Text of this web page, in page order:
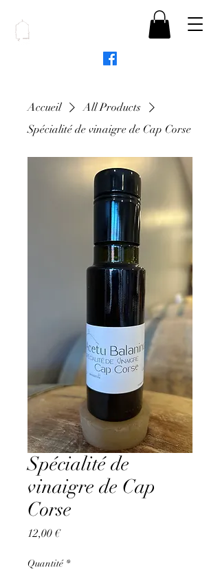
Accueil
All Products
Spécialité de vinaigre de Cap Corse
Spécialité de
vinaigre de Cap
Corse
12,00 €Prix
Quantité *